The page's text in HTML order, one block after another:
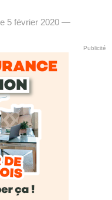
5 février 2020 —
Publicité